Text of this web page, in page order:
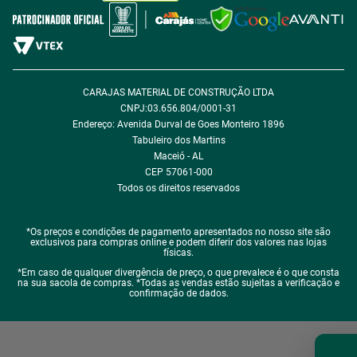
Política de Desconto
Fale com encarregado de dados
CARAJAS MATERIAL DE CONSTRUÇÃO LTDA
CNPJ:03.656.804/0001-31
Endereço: Avenida Durval de Goes Monteiro 1896
Tabuleiro dos Martins
Maceió - AL
CEP 57061-000
Todos os direitos reservados
*Os preços e condições de pagamento apresentados no nosso site são
exclusivos para compras online e podem diferir dos valores nas lojas
físicas.
*Em caso de qualquer divergência de preço, o que prevalece é o que consta
na sua sacola de compras. *Todas as vendas estão sujeitas a verificação e
confirmação de dados.